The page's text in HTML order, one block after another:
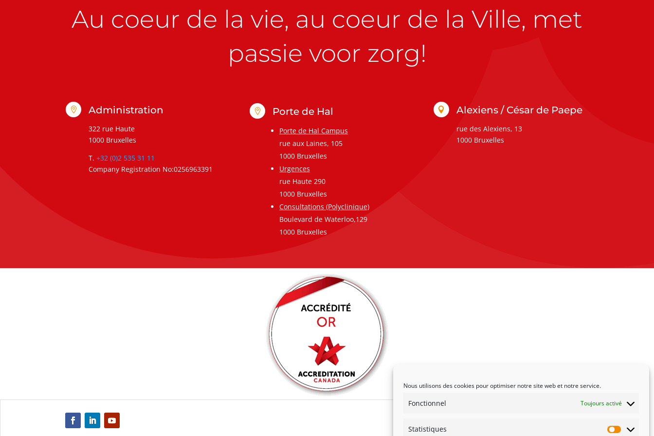
Nous utilisons des cookies pour optimiser notre site web et notre service.
Fonctionnel Toujours activé
Statistiques
Au coeur de la vie, au coeur de la Ville, met
passie voor zorg!
 Administration
322 rue Haute
1000 Bruxelles
T. +32 (0)2 535 31 11
Company Registration No:0256963391
 Porte de Hal
Porte de Hal Campus
rue aux Laines, 105
1000 Bruxelles
Urgences
rue Haute 290
1000 Bruxelles
Consultations (Polyclinique)
Boulevard de Waterloo,129
1000 Bruxelles
 Alexiens / César de Paepe
rue des Alexiens, 13
1000 Bruxelles